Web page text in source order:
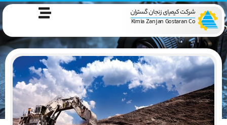
شرکت کیمیای زنجان گستران
Kimia Zanjan Gostaran Co